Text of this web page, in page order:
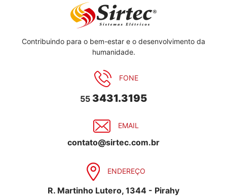
Contribuindo para o bem-estar e o desenvolvimento da
humanidade.
FONE
55 3431.3195
EMAIL
contato@sirtec.com.br
ENDEREÇO
R. Martinho Lutero, 1344 - Pirahy